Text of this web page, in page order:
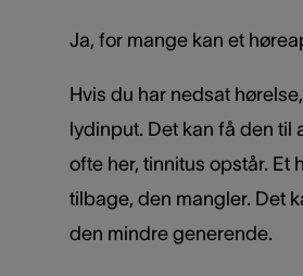
Ja, for mange kan et
Hvis du har nedsat
lydinput. Det kan få den
ofte her, tinnitus opstår. Et
tilbage, den mangler. Det
den mindre generende.